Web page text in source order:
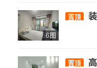
6图
置顶
置顶